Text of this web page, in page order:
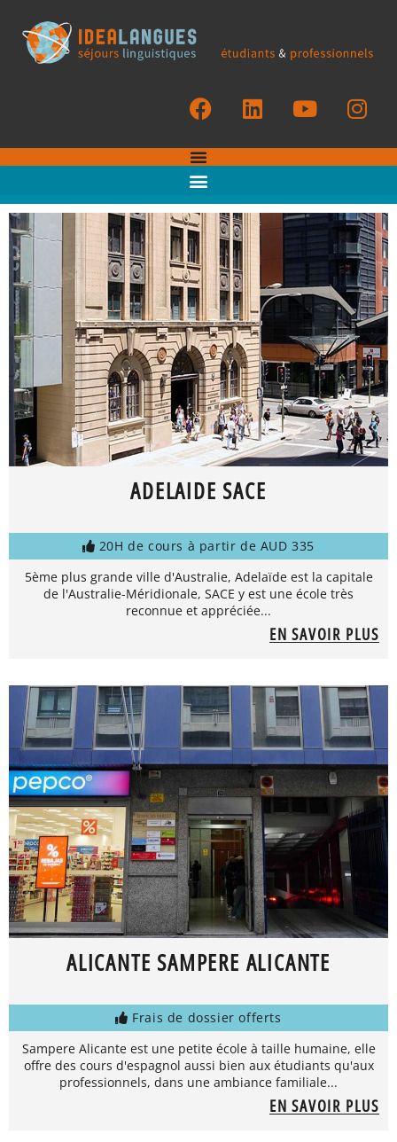
ADELAIDE SACE
20H de cours à partir de AUD 335
5ème plus grande ville d'Australie, Adelaïde est la capitale
de l'Australie-Méridionale, SACE y est une école très
reconnue et appréciée...
EN SAVOIR PLUS
ALICANTE SAMPERE ALICANTE
Frais de dossier offerts
Sampere Alicante est une petite école à taille humaine, elle
offre des cours d'espagnol aussi bien aux étudiants qu'aux
professionnels, dans une ambiance familiale...
EN SAVOIR PLUS